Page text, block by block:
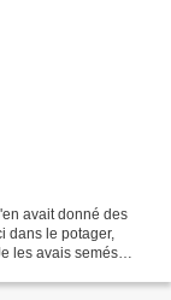
avait donné des
dans le potager,
les avais semés